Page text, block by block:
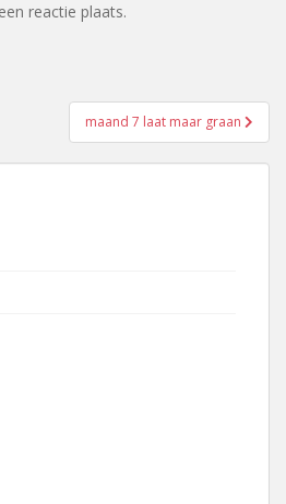
reactie plaats.
maand 7 laat maar graan